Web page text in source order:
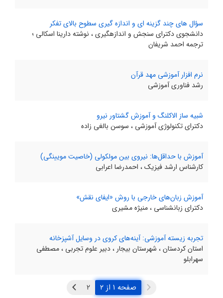
سؤال های چند گزینه ای و اندازه گیری سطوح بالای تفکر
دانشجوی دکترای سنجش و اندازهگیری ، نوشته دارینا اسکالی ؛
ترجمه احمد شریفان
نرم افزار آموزشی مهد قرآن
رشد فناوری آموزشی
شبیه ساز الاکلنگ و آموزش گشتاور نیرو
دکترای تکنولوژی آموزشی ، سوسن بالغی زاده
آموزش با حداقل‌ها: نیروی بین مولکولی (خاصیت مویینگی)
کارشناس ارشد فیزیک ، احمدرضا اعرابی
آموزش زبان‌های خارجی با روش «ایفای نقش»
دکترای زبانشناسی ، منیژه مشیری
تجربه زیسته آموزشی: آینه‌های کروی در وسایل آشپزخانه
استان کردستان ، شهرستان بیجار ، دبیر علوم تجربی ، مصطفی
سهرابلو
صفحه ۱ از ۲